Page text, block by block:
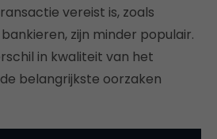
vereist is, zoals
zijn minder populair.
in kwaliteit van het
belangrijkste oorzaken